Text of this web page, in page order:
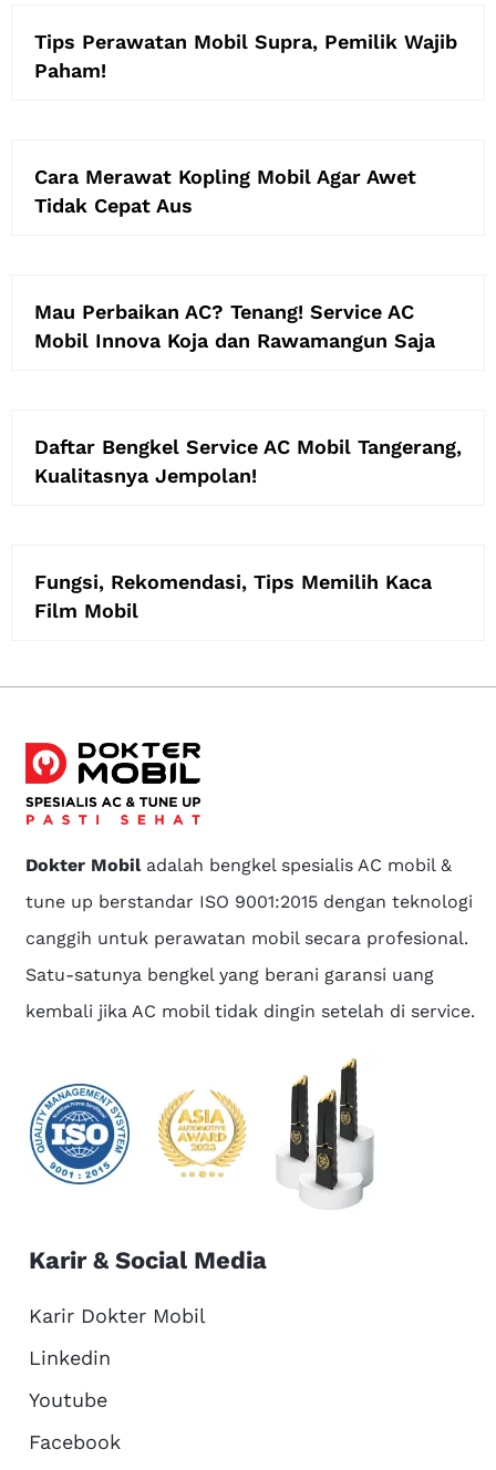
Tips Perawatan Mobil Supra, Pemilik Wajib
Paham!
Cara Merawat Kopling Mobil Agar Awet
Tidak Cepat Aus
Mau Perbaikan AC? Tenang! Service AC
Mobil Innova Koja dan Rawamangun Saja
Daftar Bengkel Service AC Mobil Tangerang,
Kualitasnya Jempolan!
Fungsi, Rekomendasi, Tips Memilih Kaca
Film Mobil
Dokter Mobiladalah bengkel spesialis AC mobil &
tune up berstandar ISO 9001:2015 dengan teknologi
canggih untuk perawatan mobil secara profesional.
Satu-satunya bengkel yang berani garansi uang
kembali jika AC mobil tidak dingin setelah di service.
Karir & Social Media
Karir Dokter Mobil
Linkedin
Youtube
Facebook